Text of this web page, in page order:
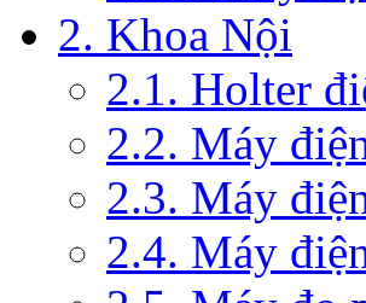
2. Khoa Nội
2.1. Holter
2.2. Máy
2.3. Máy
2.4. Máy